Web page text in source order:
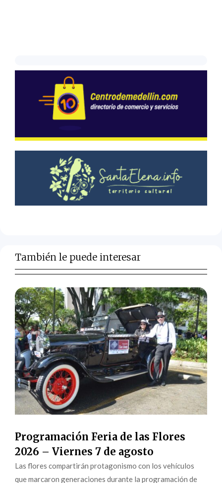
También le puede interesar
Programación Feria de las Flores
2026 – Viernes 7 de agosto
Las flores compartirán protagonismo con los vehículos
que marcaron generaciones durante la programación de